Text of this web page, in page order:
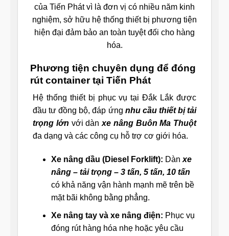
của Tiến Phát vì là đơn vị có nhiều năm kinh
nghiệm, sở hữu hệ thống thiết bị phương tiện
hiện đại đảm bảo an toàn tuyệt đối cho hàng
hóa.
Phương tiện chuyên dụng để đóng
rút container tại Tiến Phát
Hệ thống thiết bị phục vụ tại Đắk Lắk được
đầu tư đồng bộ, đáp ứng nhu cầu thiết bị tải
trọng lớn với dàn xe nâng Buôn Ma Thuột
đa dạng và các công cụ hỗ trợ cơ giới hóa.
Xe nâng dầu (Diesel Forklift): Dàn xe
nâng – tải trọng – 3 tấn, 5 tấn, 10 tấn
có khả năng vận hành mạnh mẽ trên bề
mặt bãi không bằng phẳng.
Xe nâng tay và xe nâng điện: Phục vụ
đóng rút hàng hóa nhẹ hoặc yêu cầu